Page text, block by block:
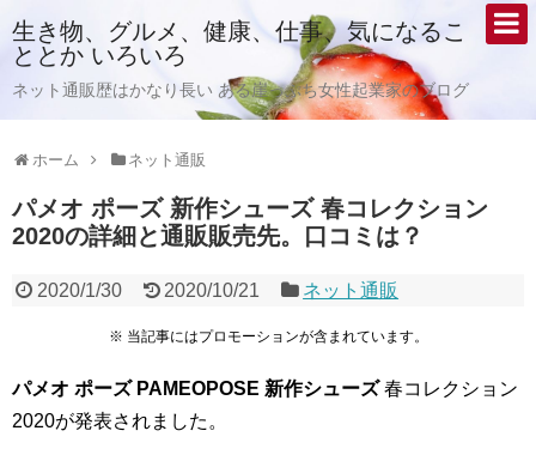
生き物、グルメ、健康、仕事、気になるこ
ととか いろいろ
ネット通販歴はかなり長い ある崖っぷち女性起業家のブログ
ホーム ネット通販
パメオ ポーズ 新作シューズ 春コレクション
2020の詳細と通販販売先。口コミは？
2020/1/30 2020/10/21 ネット通販
※ 当記事にはプロモーションが含まれています。
パメオ ポーズ PAMEOPOSE 新作シューズ春コレクション
2020が発表されました。